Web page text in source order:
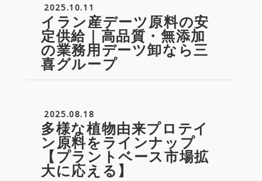
2025.10.11
イラン産デーツ原料の安
定供給｜高品質・無添加
の業務用デーツ卸なら三
喜グループ
2025.08.18
多様な植物由来プロテイ
ン原料をラインナップ
【プラントベース市場拡
大に応える】